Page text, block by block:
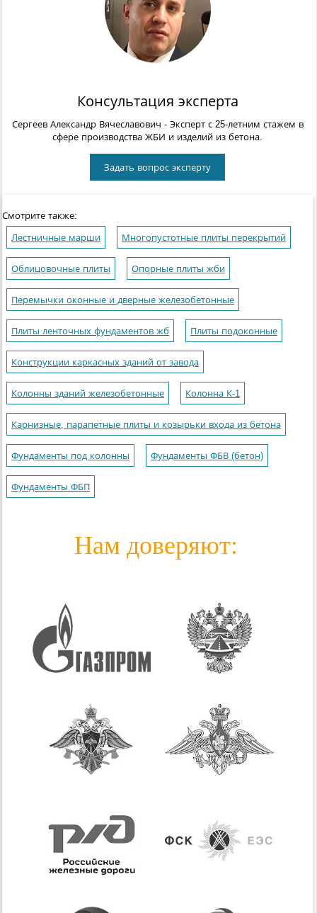
Консультация эксперта
Сергеев Александр Вячеславович - Эксперт с 25-летним стажем в
сфере производства ЖБИ и изделий из бетона.
Задать вопрос эксперту
Смотрите также:
Лестничные марши Многопустотные плиты перекрытий
Облицовочные плиты Опорные плиты жби
Перемычки оконные и дверные железобетонные
Плиты ленточных фундаментов жб Плиты подоконные
Конструкции каркасных зданий от завода
Колонны зданий железобетонные Колонна К-1
Карнизные, парапетные плиты и козырьки входа из бетона
Фундаменты под колонны Фундаменты ФБВ (бетон)
Фундаменты ФБП
Нам доверяют: